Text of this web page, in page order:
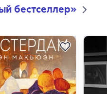
бестселлер»